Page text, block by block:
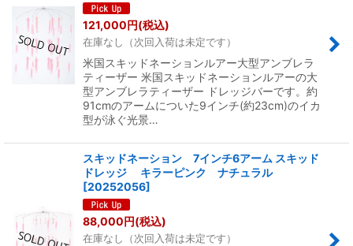
121,000円(税込)
在庫なし（次回入荷は未定です）
米国スキッドネーションルアー大型アンブレラ
ティーザー 米国スキッドネーションルアーの大
型アンブレラティーザー ドレッジバーです。約
91cmのアームについた9インチ(約23cm)のイカ
型が泳ぐ光景…
スキッドネーション 7インチ6アーム スキッド
ドレッジ キラーピンク ナチュラル
[20252056]
88,000円(税込)
在庫なし（次回入荷は未定です）